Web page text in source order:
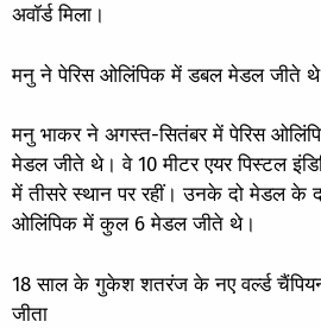
अवॉर्ड मिला।
मनु ने पेरिस ओलिंपिक में डबल मेडल जीते थे
मनु भाकर ने अगस्त-सितंबर में पेरिस
मेडल जीते थे। वे 10 मीटर एयर पिस्टल
में तीसरे स्थान पर रहीं। उनके दो मेडल के
ओलिंपिक में कुल 6 मेडल जीते थे।
18 साल के गुकेश शतरंज के नए वर्ल्ड
जीता